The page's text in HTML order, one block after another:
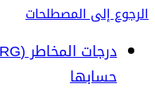
الرجوع إلى المصطلحات
حسابها